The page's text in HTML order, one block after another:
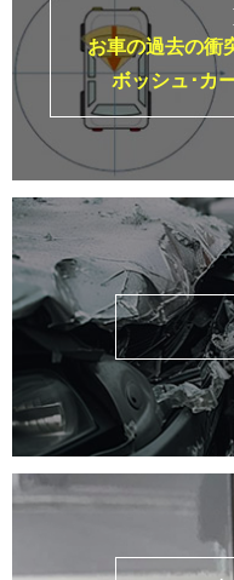
お車の過去の衝
ボッシュ･カ